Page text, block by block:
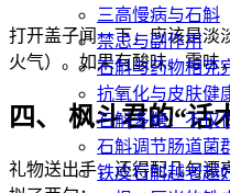
三高慢病与石斛
禁忌与副作用
石斛与药物相克
抗氧化与皮肤健
石斛多糖：不仅
石斛调节肠道菌
铁皮石斛越老越
打开盖子闻一下，应该是淡
火气）。如果有酸味、霉味
四、 枫斗君的“话
礼物送出手，还得配几句漂